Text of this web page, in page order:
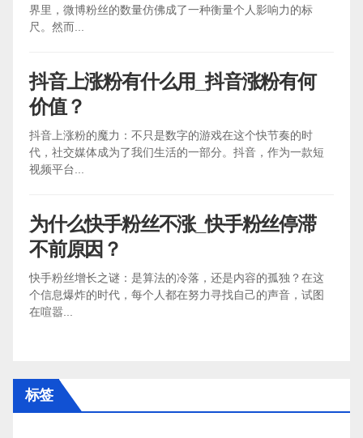
界里，微博粉丝的数量仿佛成了一种衡量个人影响力的标
尺。然而...
抖音上涨粉有什么用_抖音涨粉有何
价值？
抖音上涨粉的魔力：不只是数字的游戏在这个快节奏的时
代，社交媒体成为了我们生活的一部分。抖音，作为一款短
视频平台...
为什么快手粉丝不涨_快手粉丝停滞
不前原因？
快手粉丝增长之谜：是算法的冷落，还是内容的孤独？在这
个信息爆炸的时代，每个人都在努力寻找自己的声音，试图
在喧嚣...
标签